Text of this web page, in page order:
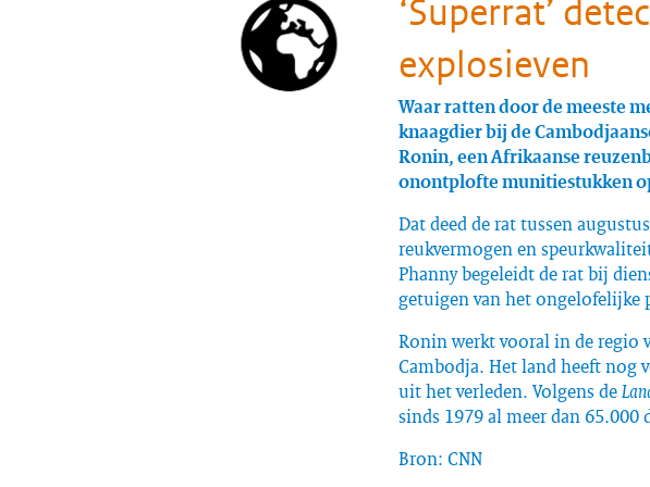
‘Superrat’
explosieven
Waar ratten door de meeste
knaagdier bij de
Ronin, een Afrikaanse
onontplofte munitiestukken
Dat deed de rat tussen
reukvermogen en
Phanny begeleidt de rat bij
getuigen van het ongelofelijke
Ronin werkt vooral in de regio
Cambodja. Het land heeft nog
uit het verleden. Volgens de
sinds 1979 al meer dan 65.000
Bron: CNN